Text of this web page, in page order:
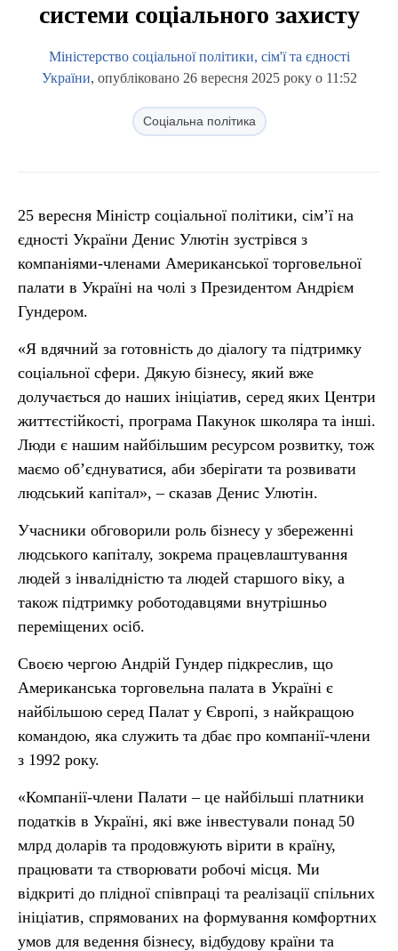
системи соціального захисту
Міністерство соціальної політики, сім'ї та єдності
України, опубліковано 26 вересня 2025 року о 11:52
Соціальна політика
25 вересня Міністр соціальної політики, сім’ї на
єдності України Денис Улютін зустрівся з
компаніями-членами Американської торговельної
палати в Україні на чолі з Президентом Андрієм
Гундером.
«Я вдячний за готовність до діалогу та підтримку
соціальної сфери. Дякую бізнесу, який вже
долучається до наших ініціатив, серед яких Центри
життєстійкості, програма Пакунок школяра та інші.
Люди є нашим найбільшим ресурсом розвитку, тож
маємо об’єднуватися, аби зберігати та розвивати
людський капітал», – сказав Денис Улютін.
Учасники обговорили роль бізнесу у збереженні
людського капіталу, зокрема працевлаштування
людей з інвалідністю та людей старшого віку, а
також підтримку роботодавцями внутрішньо
переміщених осіб.
Своєю чергою Андрій Гундер підкреслив, що
Американська торговельна палата в Україні є
найбільшою серед Палат у Європі, з найкращою
командою, яка служить та дбає про компанії-члени
з 1992 року.
«Компанії-члени Палати – це найбільші платники
податків в Україні, які вже інвестували понад 50
млрд доларів та продовжують вірити в країну,
працювати та створювати робочі місця. Ми
відкриті до плідної співпраці та реалізації спільних
ініціатив, спрямованих на формування комфортних
умов для ведення бізнесу, відбудову країни та